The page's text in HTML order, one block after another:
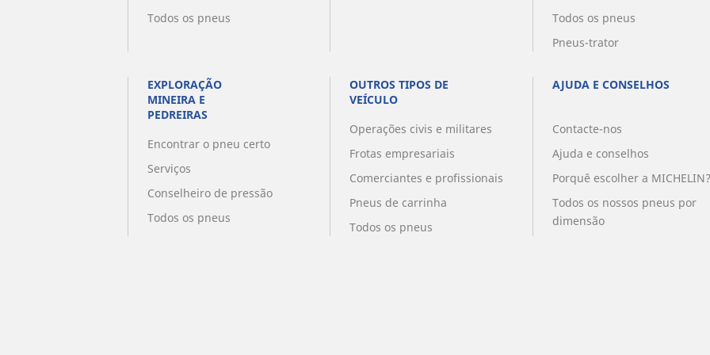
Todos os pneus
Todos os pneus
Pneus-trator
EXPLORAÇÃO
MINEIRA E
PEDREIRAS
Encontrar o pneu certo
Serviços
Conselheiro de pressão
Todos os pneus
OUTROS TIPOS DE
VEÍCULO
Operações civis e militares
Frotas empresariais
Comerciantes e profissionais
Pneus de carrinha
Todos os pneus
AJUDA E CONSELHOS
Contacte-nos
Ajuda e conselhos
Porquê escolher a MICHELIN?
Todos os nossos pneus por
dimensão